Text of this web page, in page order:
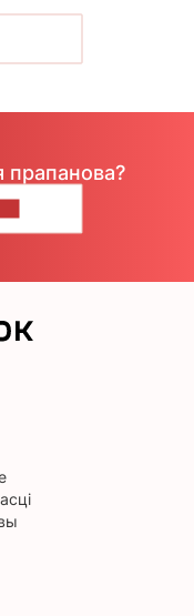
прапанова?